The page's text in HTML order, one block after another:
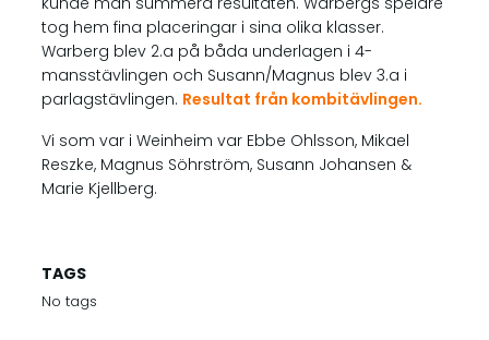
tog hem fina placeringar i sina olika klasser.
Warberg blev 2.a på båda underlagen i 4-
mansstävlingen och Susann/Magnus blev 3.a i
parlagstävlingen. Resultat från kombitävlingen.
Vi som var i Weinheim var Ebbe Ohlsson, Mikael
Reszke, Magnus Söhrström, Susann Johansen &
Marie Kjellberg.
TAGS
No tags